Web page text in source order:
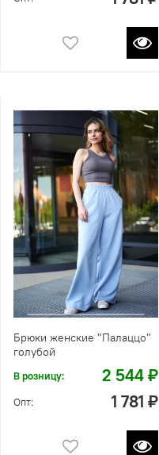
Брюки женские "Палаццо"
голубой
В розницу: 2 544 ₽
Опт: 1 781 ₽